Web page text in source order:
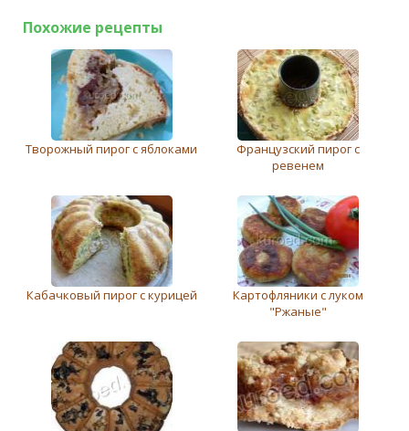
Похожие рецепты
Творожный пирог с яблоками
Французский пирог с
ревенем
Кабачковый пирог с курицей
Картофляники с луком
"Ржаные"